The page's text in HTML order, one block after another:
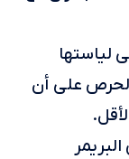
لياستها
على أن